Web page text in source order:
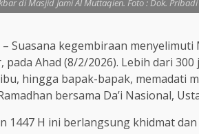
– Suasana kegembiraan menyelimuti
Ahad (8/2/2026). Lebih dari
hingga bapak-bapak, memadati
bersama Da’i Nasional,
1447 H ini berlangsung khidmat